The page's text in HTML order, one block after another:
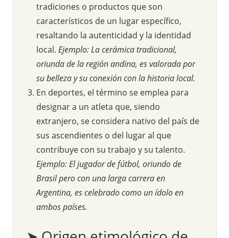
tradiciones o productos que son
característicos de un lugar específico,
resaltando la autenticidad y la identidad
local. Ejemplo: La cerámica tradicional,
oriunda de la región andina, es valorada por
su belleza y su conexión con la historia local.
En deportes, el término se emplea para
designar a un atleta que, siendo
extranjero, se considera nativo del país de
sus ascendientes o del lugar al que
contribuye con su trabajo y su talento.
Ejemplo: El jugador de fútbol, oriundo de
Brasil pero con una larga carrera en
Argentina, es celebrado como un ídolo en
ambos países.